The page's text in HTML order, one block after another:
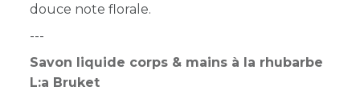
douce note florale.
---
Savon liquide corps & mains à la rhubarbe
L:a Bruket